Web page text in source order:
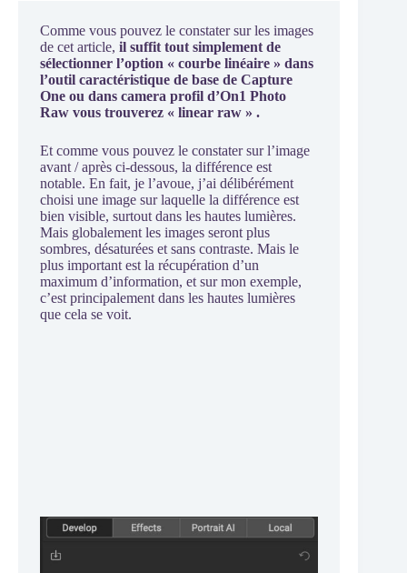
Comme vous pouvez le constater sur les images
de cet article, il suffit tout simplement de
sélectionner l’option « courbe linéaire » dans
l’outil caractéristique de base de Capture
One ou dans camera profil d’On1 Photo
Raw vous trouverez « linear raw » .
Et comme vous pouvez le constater sur l’image
avant / après ci-dessous, la différence est
notable. En fait, je l’avoue, j’ai délibérément
choisi une image sur laquelle la différence est
bien visible, surtout dans les hautes lumières.
Mais globalement les images seront plus
sombres, désaturées et sans contraste. Mais le
plus important est la récupération d’un
maximum d’information, et sur mon exemple,
c’est principalement dans les hautes lumières
que cela se voit.